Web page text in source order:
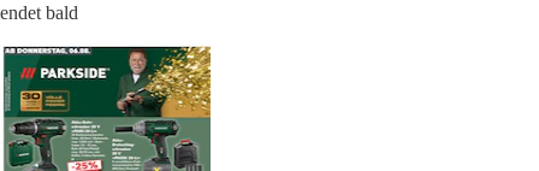
endet bald